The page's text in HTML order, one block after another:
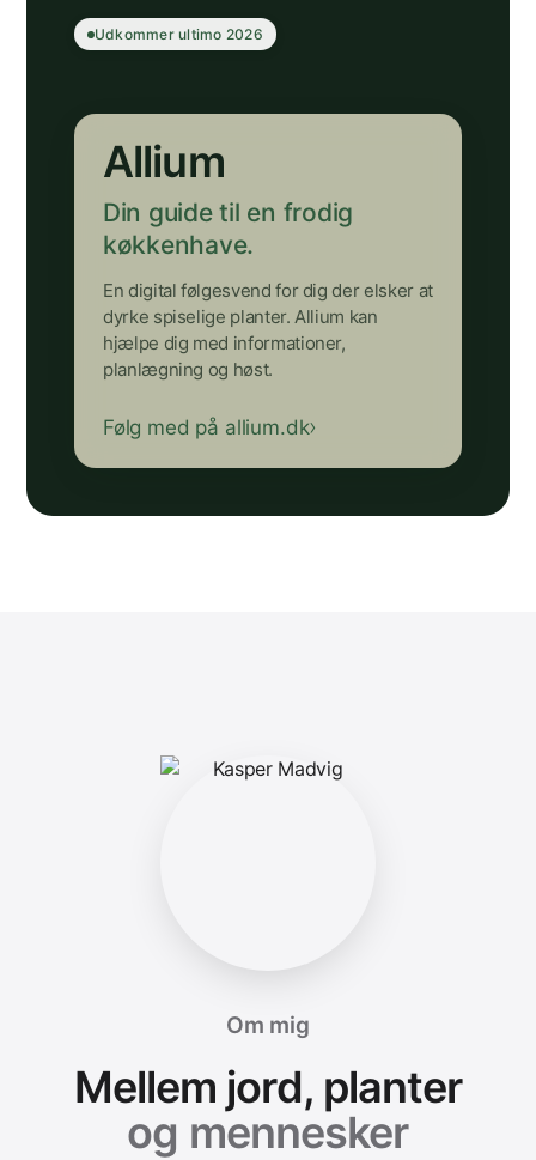
Udkommer ultimo 2026
Allium
Din guide til en frodig
køkkenhave.
En digital følgesvend for dig der elsker at
dyrke spiselige planter. Allium kan
hjælpe dig med informationer,
planlægning og høst.
Følg med på allium.dk
Om mig
Mellem jord, planter
og mennesker